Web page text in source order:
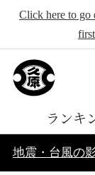
Click here to go
ランキ
地震・台風の